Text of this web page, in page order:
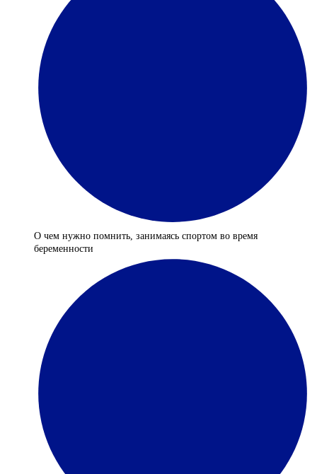
О чем нужно помнить, занимаясь спортом во время
беременности